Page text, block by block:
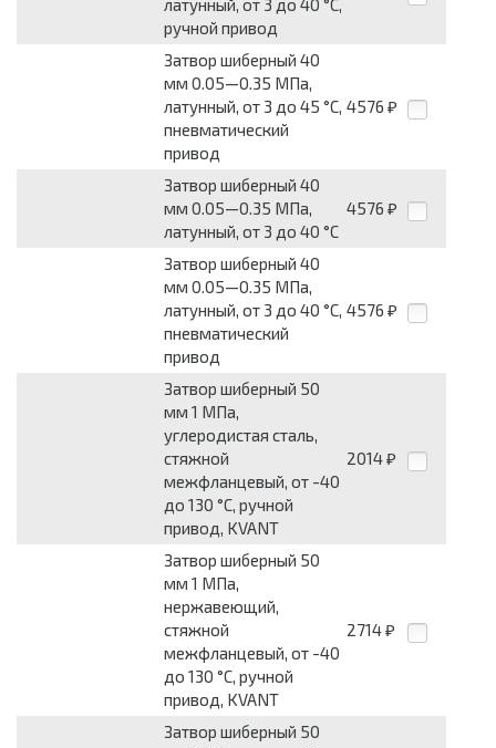
латунный, от 3 до 40 °С,
ручной привод
Затвор шиберный 40
мм 0.05—0.35 МПа,
латунный, от 3 до 45 °С,
пневматический
привод
4576 ₽
Затвор шиберный 40
мм 0.05—0.35 МПа,
латунный, от 3 до 40 °С
4576 ₽
Затвор шиберный 40
мм 0.05—0.35 МПа,
латунный, от 3 до 40 °С,
пневматический
привод
4576 ₽
Затвор шиберный 50
мм 1 МПа,
углеродистая сталь,
стяжной
межфланцевый, от -40
до 130 °С, ручной
привод, KVANT
2014 ₽
Затвор шиберный 50
мм 1 МПа,
нержавеющий,
стяжной
межфланцевый, от -40
до 130 °С, ручной
привод, KVANT
2714 ₽
Затвор шиберный 50